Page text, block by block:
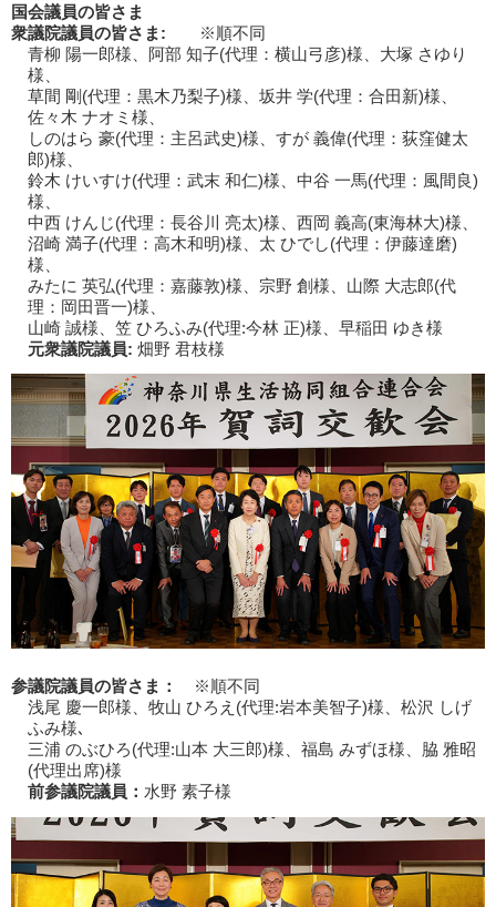
国会議員の皆さま
衆議院議員の皆さま: ※順不同
青柳 陽一郎様、阿部 知子(代理：横山弓彦)様、大塚 さゆり
様、
草間 剛(代理：黒木乃梨子)様、坂井 学(代理：合田新)様、
佐々木 ナオミ様、
しのはら 豪(代理：主呂武史)様、すが 義偉(代理：荻窪健太
郎)様、
鈴木 けいすけ(代理：武末 和仁)様、中谷 一馬(代理：風間良)
様、
中西 けんじ(代理：長谷川 亮太)様、西岡 義高(東海林大)様、
沼崎 満子(代理：高木和明)様、太 ひでし(代理：伊藤達磨)
様、
みたに 英弘(代理：嘉藤敦)様、宗野 創様、山際 大志郎(代
理：岡田晋一)様、
山崎 誠様、笠 ひろふみ(代理:今林 正)様、早稲田 ゆき様
元衆議院議員: 畑野 君枝様
参議院議員の皆さま：
※順不同
浅尾 慶一郎様、牧山 ひろえ(代理:岩本美智子)様、松沢 しげ
ふみ様､
三浦 のぶひろ(代理:山本 大三郎)様、福島 みずほ様、脇 雅昭
(代理出席)様
前参議院議員： 水野 素子様